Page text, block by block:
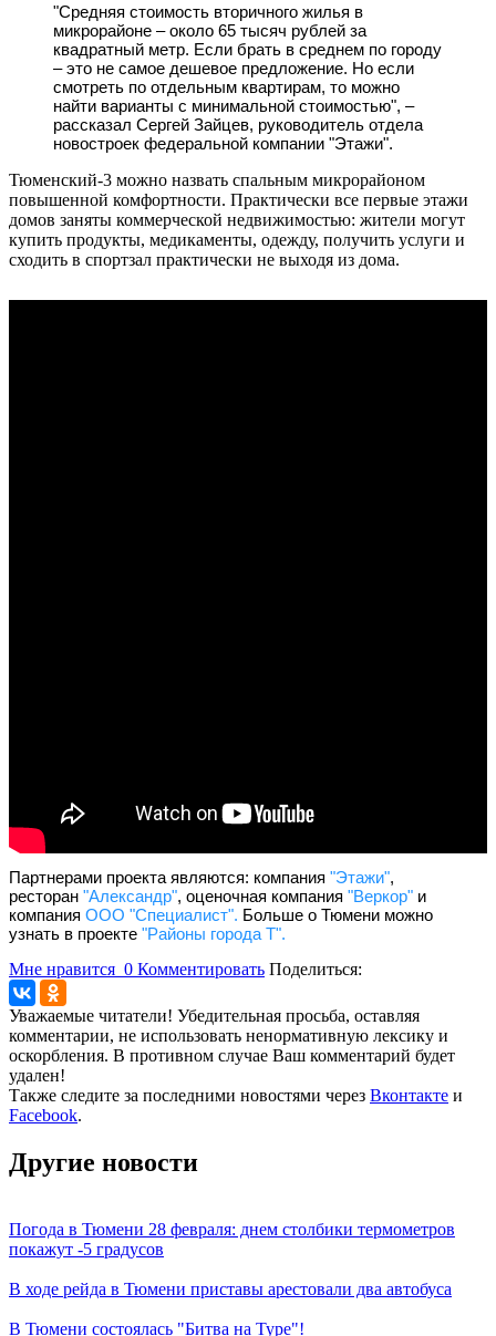
"Средняя стоимость вторичного жилья в
микрорайоне – около 65 тысяч рублей за
квадратный метр. Если брать в среднем по городу
– это не самое дешевое предложение. Но если
смотреть по отдельным квартирам, то можно
найти варианты с минимальной стоимостью", –
рассказал Сергей Зайцев, руководитель отдела
новостроек федеральной компании "Этажи".
Тюменский-3 можно назвать спальным микрорайоном
повышенной комфортности. Практически все первые этажи
домов заняты коммерческой недвижимостью: жители могут
купить продукты, медикаменты, одежду, получить услуги и
сходить в спортзал практически не выходя из дома.
Партнерами проекта являются: компания "Этажи",
ресторан "Александр", оценочная компания "Веркор" и
компания ООО "Специалист". Больше о Тюмени можно
узнать в проекте "Районы города Т".
Мне нравится 0 Комментировать Поделиться:
Уважаемые читатели! Убедительная просьба, оставляя
комментарии, не использовать ненормативную лексику и
оскорбления. В противном случае Ваш комментарий будет
удален!
Также следите за последними новостями через Вконтакте и
Facebook.
Другие новости
Погода в Тюмени 28 февраля: днем столбики термометров
покажут -5 градусов
В ходе рейда в Тюмени приставы арестовали два автобуса
В Тюмени состоялась "Битва на Туре"!